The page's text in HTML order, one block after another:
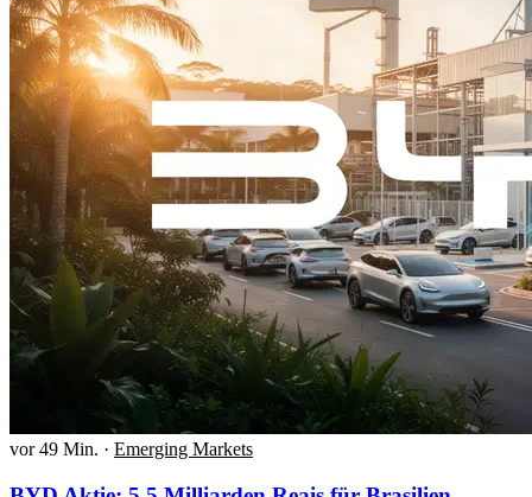
vor 49 Min. · Emerging Markets